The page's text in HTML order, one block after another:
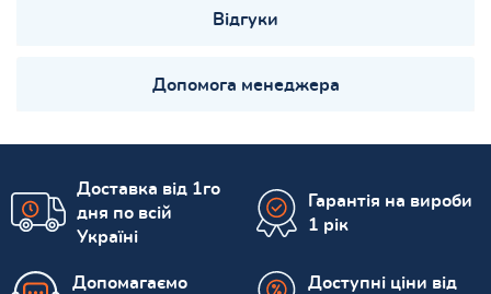
Відгуки
Допомога менеджера
Доставка від 1го
дня по всій
Україні
Гарантія на вироби
1 рік
Допомагаємо
Доступні ціни від